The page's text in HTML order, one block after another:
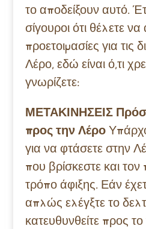
το αποδείξουν αυτό.
σίγουροι ότι θέλετε να
προετοιμασίες για τις
Λέρο, εδώ είναι ό,τι
γνωρίζετε:
ΜΕΤΑΚΙΝΗΣΕΙΣ
προς την Λέρο
για να φτάσετε στην
που βρίσκεστε και
τρόπο άφιξης. Εάν
απλώς ελέγξτε το
κατευθυνθείτε προς